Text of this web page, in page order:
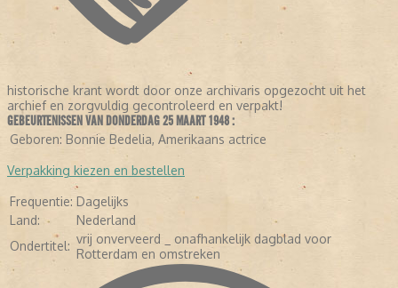
historische krant wordt door onze archivaris opgezocht uit het
archief en zorgvuldig gecontroleerd en verpakt!
GEBEURTENISSEN VAN DONDERDAG 25 MAART 1948 :
Geboren: Bonnie Bedelia, Amerikaans actrice
LEES VERDER
Verpakking kiezen en bestellen
Frequentie: Dagelijks
Land:
Nederland
Ondertitel: vrij onverveerd _ onafhankelijk dagblad voor
Rotterdam en omstreken